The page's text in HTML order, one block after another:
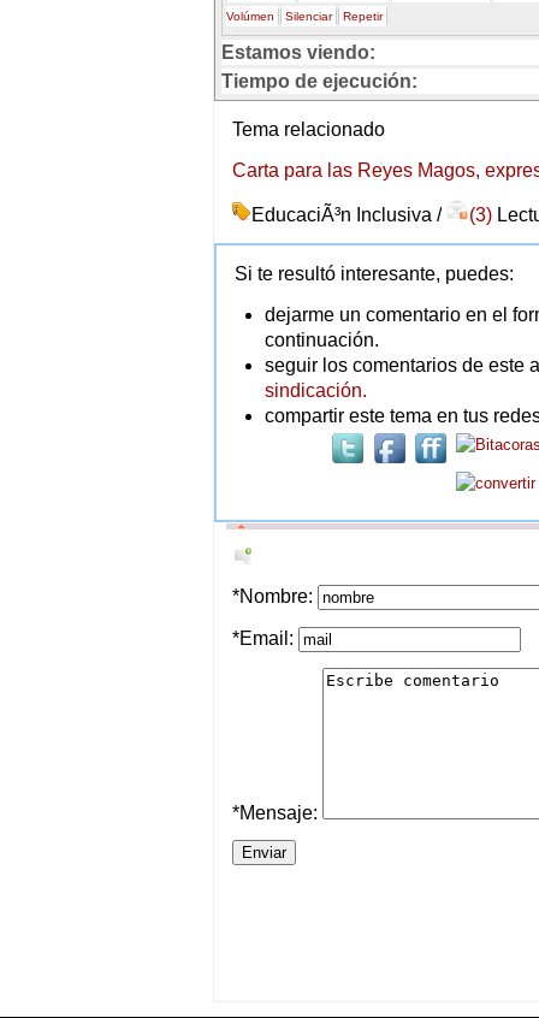
Volúmen
Silenciar Repetir
Estamos viendo:
Tiempo de ejecución:
Tema relacionado
Carta para las Reyes Magos,
EducaciÃ³n Inclusiva / (3)
Si te resultó interesante, puedes:
dejarme un comentario en el
continuación.
seguir los comentarios de este
sindicación.
compartir este tema en tus
*Nombre:
*Email:
*Mensaje: